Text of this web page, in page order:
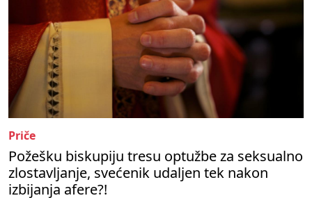
Priče
Požešku biskupiju tresu optužbe za seksualno
zlostavljanje, svećenik udaljen tek nakon
izbijanja afere?!